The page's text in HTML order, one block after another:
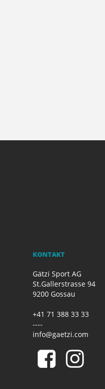
KONTAKT
Gätzi Sport AG
St.Gallerstrasse 94
9200 Gossau
+41 71 388 33 33
----
info@gaetzi.com